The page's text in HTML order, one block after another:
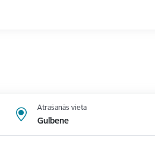
Atrašanās vieta
Gulbene